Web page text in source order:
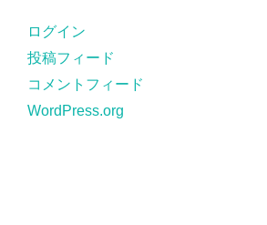
ー
ログイン
投稿フィード
コメントフィード
WordPress.org